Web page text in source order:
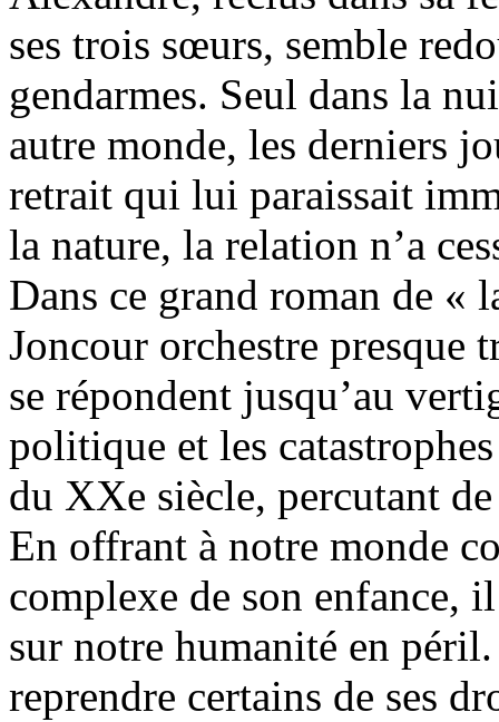
ses trois sœurs, semble
gendarmes. Seul dans la
autre monde, les derniers
retrait qui lui paraissait
la nature, la relation n’a
Dans ce grand roman de «
Joncour orchestre presque
se répondent jusqu’au
politique et les
du XXe siècle, percutant
En offrant à notre monde
complexe de son enfance,
sur notre humanité en
reprendre certains de ses